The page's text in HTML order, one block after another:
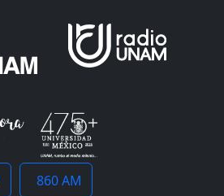
860 AM